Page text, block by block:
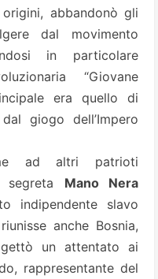
abbandonò gli
dal movimento
in particolare
“Giovane
era quello di
giogo dell’Impero
ad altri patrioti
segreta Mano Nera
indipendente slavo
anche Bosnia,
un attentato ai
rappresentante del